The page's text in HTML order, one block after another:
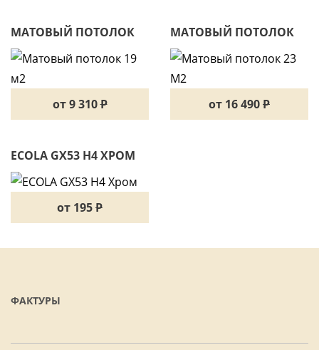
МАТОВЫЙ ПОТОЛОК
19 М2
от 9 310P
МАТОВЫЙ ПОТОЛОК
23 М2
от 16 490P
ECOLA GX53 H4 ХРОМ
от 195P
ФАКТУРЫ